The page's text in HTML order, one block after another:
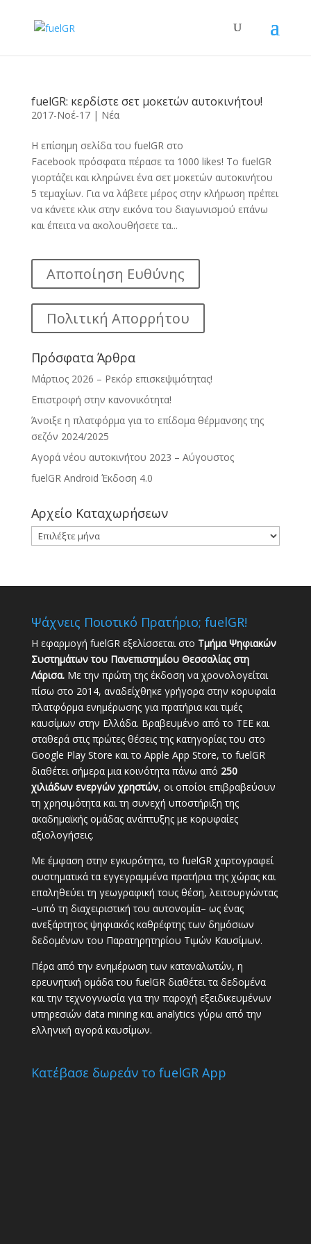
fuelGR: κερδίστε σετ μοκετών αυτοκινήτου!
2017-Νοέ-17| Νέα
Η επίσημη σελίδα του fuelGR στο
Facebook πρόσφατα πέρασε τα 1000 likes! Το fuelGR
γιορτάζει και κληρώνει ένα σετ μοκετών αυτοκινήτου
5 τεμαχίων. Για να λάβετε μέρος στην κλήρωση πρέπει
να κάνετε κλικ στην εικόνα του διαγωνισμού επάνω
και έπειτα να ακολουθήσετε τα...
Αποποίηση Ευθύνης
Πολιτική Απορρήτου
Πρόσφατα Άρθρα
Μάρτιος 2026 – Ρεκόρ επισκεψιμότητας!
Επιστροφή στην κανονικότητα!
Άνοιξε η πλατφόρμα για το επίδομα θέρμανσης της
σεζόν 2024/2025
Αγορά νέου αυτοκινήτου 2023 – Αύγουστος
fuelGR Android Έκδοση 4.0
Αρχείο Καταχωρήσεων
Αρχείο
Καταχωρήσεων
Ψάχνεις Ποιοτικό Πρατήριο; fuelGR!
Η εφαρμογή fuelGR εξελίσσεται στο Τμήμα Ψηφιακών
Συστημάτων του Πανεπιστημίου Θεσσαλίας στη
Λάρισα.Με την πρώτη της έκδοση να χρονολογείται
πίσω στο 2014, αναδείχθηκε γρήγορα στην κορυφαία
πλατφόρμα ενημέρωσης για πρατήρια και τιμές
καυσίμων στην Ελλάδα. Βραβευμένο από το ΤΕΕ και
σταθερά στις πρώτες θέσεις της κατηγορίας του στο
Google Play Store και το Apple App Store, το fuelGR
διαθέτει σήμερα μια κοινότητα πάνω από 250
χιλιάδων ενεργών χρηστών, οι οποίοι επιβραβεύουν
τη χρησιμότητα και τη συνεχή υποστήριξη της
ακαδημαϊκής ομάδας ανάπτυξης με κορυφαίες
αξιολογήσεις.
Με έμφαση στην εγκυρότητα, το fuelGR χαρτογραφεί
συστηματικά τα εγγεγραμμένα πρατήρια της χώρας και
επαληθεύει τη γεωγραφική τους θέση, λειτουργώντας
–υπό τη διαχειριστική του αυτονομία– ως ένας
ανεξάρτητος ψηφιακός καθρέφτης των δημόσιων
δεδομένων του Παρατηρητηρίου Τιμών Καυσίμων.
Πέρα από την ενημέρωση των καταναλωτών, η
ερευνητική ομάδα του fuelGR διαθέτει τα δεδομένα
και την τεχνογνωσία για την παροχή εξειδικευμένων
υπηρεσιών data mining και analytics γύρω από την
ελληνική αγορά καυσίμων.
Κατέβασε δωρεάν το fuelGR App